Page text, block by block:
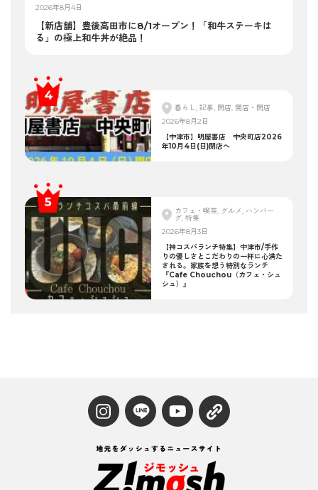
2026年8月4日
【新店舗】豊後高田市に8/1オープン！「和牛ステーキは
る」の極上和牛丼が絶品！
暮らし, 記事, 閉店, 開店・閉店
2026年8月2日
【中津市】明屋書店 中央町店2026
年10月4日(日)閉店へ
カフェ・喫茶, グルメ, ハンバー
グ, 特集
2026年8月3日
【神コスパランチ特集】中津市/手作
りの優しさとこだわりの一杯に心満た
される。家族を想う特別なランチ
『Cafe Chouchou（カフェ・シュ
シュ）』